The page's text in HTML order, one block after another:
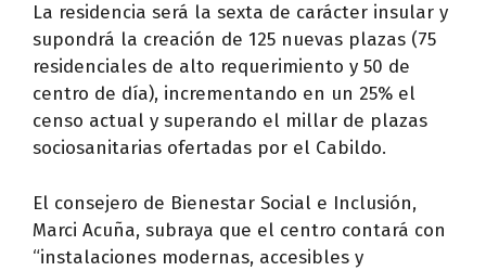
La residencia será la sexta de carácter insular y
supondrá la creación de 125 nuevas plazas (75
residenciales de alto requerimiento y 50 de
centro de día), incrementando en un 25% el
censo actual y superando el millar de plazas
sociosanitarias ofertadas por el Cabildo.
El consejero de Bienestar Social e Inclusión,
Marci Acuña, subraya que el centro contará con
“instalaciones modernas, accesibles y